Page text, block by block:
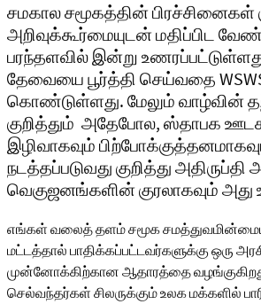
சமகால சமூகத்தின் பிரச்சினைகள்
அறிவுக்கூர்மையுடன் மதிப்பிட
பரந்தளவில் இன்று
தேவையை பூர்த்தி செய்வதை
கொண்டுள்ளது. மேலும் வாழ்வின்
குறித்தும் அதேபோல, ஸ்தாபக
இழிவாகவும்
நடத்தப்படுவது குறித்து
வெகுஜனங்களின் குரலாகவும் அது
எங்கள் வலைத் தளம் சமூக
மட்டத்தால் பாதிக்கப்பட்டவர்களுக்கு ஒரு
முன்னோக்கிற்கான ஆதாரத்தை
செல்வந்தர்கள் சிலருக்கும் உலக மக்களில்